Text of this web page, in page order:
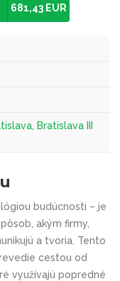
681,43 EUR
Bratislava III
budúcnosti – je
akým firmy,
a tvoria. Tento
cestou od
využívajú popredné